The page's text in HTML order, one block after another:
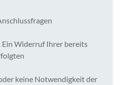
Ein Widerruf Ihrer bereits
keine Notwendigkeit der